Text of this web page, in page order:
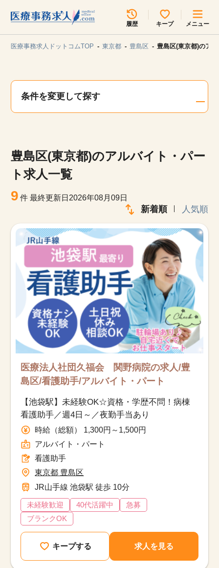
履歴 キープ メニュー
見学会・イベント情報
お知らせ
医療事務求人ドットコムとは
サイトの使い方
就職サポート
人材をお探しの医療機関・企業様
運営会社
医療事務求人ドットコムTOP 東京都 豊島区 豊島区(東京都)のア
条件を変更して探す
豊島区(東京都)のアルバイト・パー
ト求人一覧
9 件最終更新日2026年08月09日
新着順 人気順
医療法人社団久福会 関野病院の求人/豊
島区/看護助手/アルバイト・パート
【池袋駅】未経験OK☆資格・学歴不問！病棟
看護助手／週4日～／夜勤手当あり
時給（総額） 1,300円～1,500円
アルバイト・パート
看護助手
東京都 豊島区
JR山手線 池袋駅 徒歩 10分
未経験歓迎 40代活躍中
急募
ブランクOK
キープする 求人を見る
所在地のエリアを選択してください
各支店担当よりご連絡させていただきます。
関東
甲信越・北陸 中国・四国
九州・沖縄